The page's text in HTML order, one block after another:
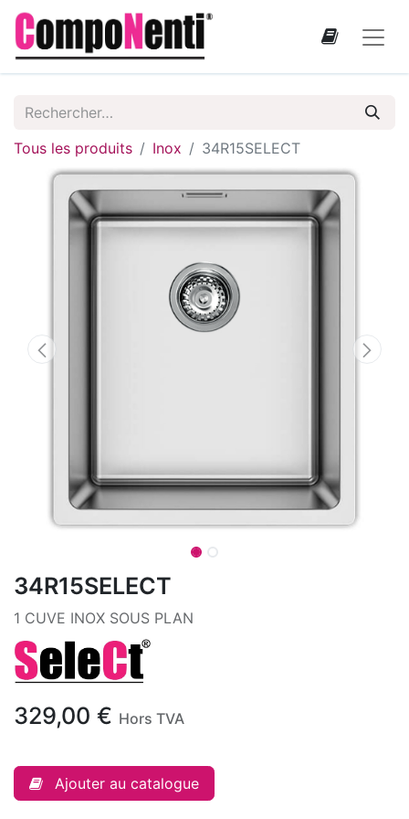
Tous les produits Inox 34R15SELECT
34R15SELECT
1 CUVE INOX SOUS PLAN
329,00 € Hors TVA
Ajouter au catalogue